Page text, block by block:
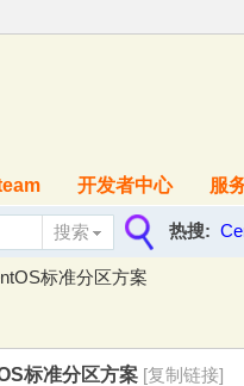
开发者中心 服
搜索
搜
索
热搜:
标准分区方案
标准分区方案 [复制链接]